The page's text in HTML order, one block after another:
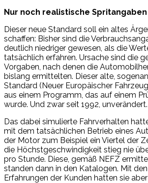
Nur noch realistische
Dieser neue Standard soll ein altes
schaffen: Bisher sind die
deutlich niedriger gewesen, als die
tatsächlich erfahren. Ursache sind die
Vorgaben, nach denen die
bislang ermittelten. Dieser alte,
Standard (Neuer Europäischer
aus einem Programm, das auf einem
wurde. Und zwar seit 1992, unverändert.
Das dabei simulierte Fahrverhalten
mit dem tatsächlichen Betrieb eines
der Motor zum Beispiel ein Viertel der
die Höchstgeschwindigkeit stieg nie
pro Stunde. Diese, gemäß NEFZ
standen dann in den Katalogen. Mit
Erfahrungen der Kunden hatten sie